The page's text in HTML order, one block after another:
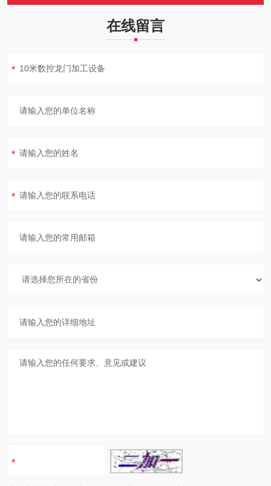
在线留言